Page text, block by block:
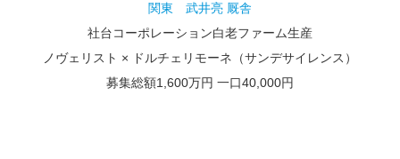
関東 武井亮 厩舎
社台コーポレーション白老ファーム生産
ノヴェリスト × ドルチェリモーネ（サンデサイレンス）
募集総額1,600万円 一口40,000円